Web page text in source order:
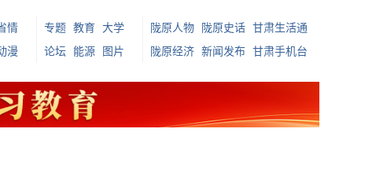
情
漫
专题 教育 大学
论坛
能源 图片
陇原人物 陇原史话 甘肃生活通
陇原经济 新闻发布 甘肃手机台